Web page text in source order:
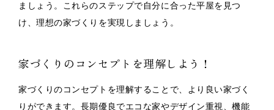
ましょう。これらのステップで自分に合った平屋を見つ
け、理想の家づくりを実現しましょう。
家づくりのコンセプトを理解しよう！
家づくりのコンセプトを理解することで、より良い家づく
りができます。長期優良でエコな家やデザイン重視、機能